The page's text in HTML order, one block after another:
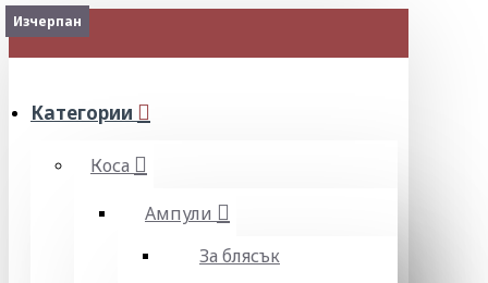
МЕНЮ
Категории
Коса
Ампули
За блясък
Изчерпан
Изчерпан
Изчерпан
Изчерпан
2-3 Days
Изчерпан